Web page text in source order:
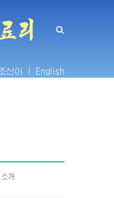
선어 | English
개